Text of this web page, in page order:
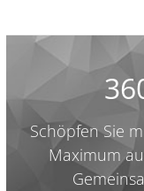
Schöpfen Sie
Maximum